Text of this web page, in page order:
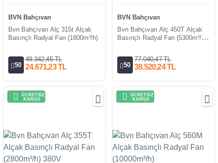
BVN Bahçıvan
Bvn Bahçıvan Alç 315t Alçak
Basınçlı Radyal Fan (1800m³/h)
50
49.342,45 TL
24.671,23 TL
BVN Bahçıvan
Bvn Bahçıvan Alç 450T Alçak
Basınçlı Radyal Fan (5300m³/h)
50
77.040,47 TL
38.520,24 TL
ÜCRETSİZ
KARGO
ÜCRETSİZ
KARGO